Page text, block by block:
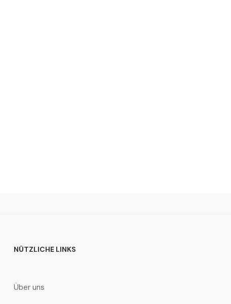
NÜTZLICHE LINKS
Über uns